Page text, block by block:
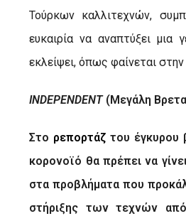
Τούρκων καλλιτεχνών,
ευκαιρία να αναπτύξει
εκλείψει, όπως φαίνεται
INDEPENDENT(Μεγάλη
Στο ρεπορτάζ του έγκυρου
κορονοϊό θα πρέπει να
στα προβλήματα που
στήριξης των τεχνών